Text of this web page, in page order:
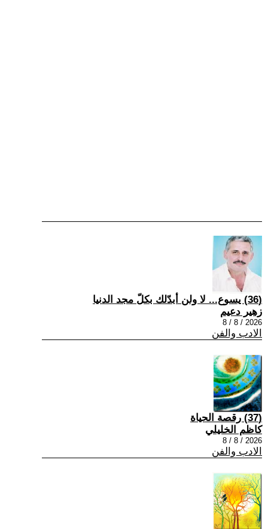
(36) يسوع... لا ولن أبدّلك بكلّ مجد الدنيا
زهير دعيم
2026 / 8 / 8
الادب والفن
(37) رقصة الحياة
كاظم الخليلي
2026 / 8 / 8
الادب والفن